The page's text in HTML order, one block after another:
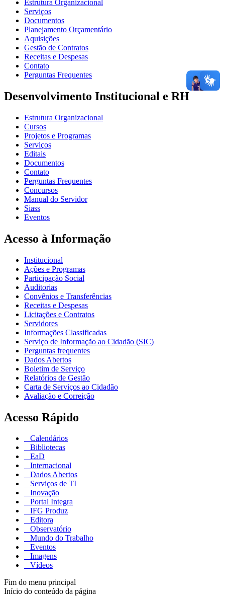
Estrutura Organizacional
Serviços
Documentos
Planejamento Orçamentário
Aquisições
Gestão de Contratos
Receitas e Despesas
Contato
Perguntas Frequentes
Desenvolvimento Institucional e RH
Estrutura Organizacional
Cursos
Projetos e Programas
Serviços
Editais
Documentos
Contato
Perguntas Frequentes
Concursos
Manual do Servidor
Siass
Eventos
Acesso à Informação
Institucional
Ações e Programas
Participação Social
Auditorias
Convênios e Transferências
Receitas e Despesas
Licitações e Contratos
Servidores
Informações Classificadas
Serviço de Informação ao Cidadão (SIC)
Perguntas frequentes
Dados Abertos
Boletim de Serviço
Relatórios de Gestão
Carta de Serviços ao Cidadão
Avaliação e Correição
Acesso Rápido
Calendários
Bibliotecas
EaD
Internacional
Dados Abertos
Serviços de TI
Inovação
Portal Integra
IFG Produz
Editora
Observatório
Mundo do Trabalho
Eventos
Imagens
Vídeos
Fim do menu principal
Início do conteúdo da página